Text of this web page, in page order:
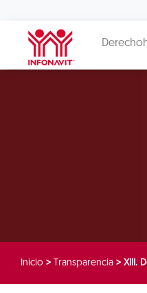
Inicio > Transparencia > XIII.